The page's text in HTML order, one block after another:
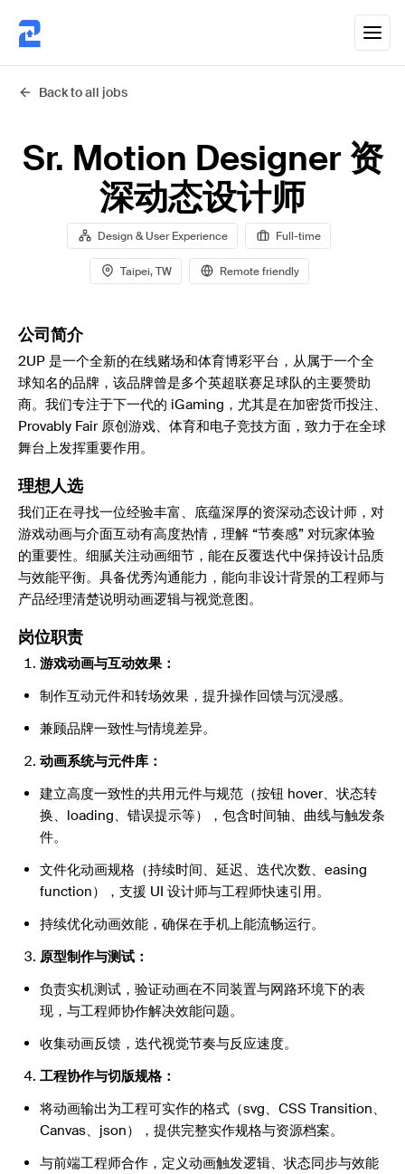
Back to all jobs
Sr. Motion Designer 资
深动态设计师
Design & User Experience Full-time
Taipei, TW Remote friendly
公司简介
2UP 是一个全新的在线赌场和体育博彩平台，从属于一个全
球知名的品牌，该品牌曾是多个英超联赛足球队的主要赞助
商。我们专注于下一代的 iGaming，尤其是在加密货币投注、
Provably Fair 原创游戏、体育和电子竞技方面，致力于在全球
舞台上发挥重要作用。
理想人选
我们正在寻找一位经验丰富、底蕴深厚的资深动态设计师，对
游戏动画与介面互动有高度热情，理解 “节奏感” 对玩家体验
的重要性。细腻关注动画细节，能在反覆迭代中保持设计品质
与效能平衡。具备优秀沟通能力，能向非设计背景的工程师与
产品经理清楚说明动画逻辑与视觉意图。
岗位职责
游戏动画与互动效果：
制作互动元件和转场效果，提升操作回馈与沉浸感。
兼顾品牌一致性与情境差异。
动画系统与元件库：
建立高度一致性的共用元件与规范（按钮 hover、状态转
换、loading、错误提示等），包含时间轴、曲线与触发条
件。
文件化动画规格（持续时间、延迟、迭代次数、easing
function），支援 UI 设计师与工程师快速引用。
持续优化动画效能，确保在手机上能流畅运行。
原型制作与测试：
负责实机测试，验证动画在不同装置与网路环境下的表
现，与工程师协作解决效能问题。
收集动画反馈，迭代视觉节奏与反应速度。
工程协作与切版规格：
将动画输出为工程可实作的格式（svg、CSS Transition、
Canvas、json），提供完整实作规格与资源档案。
与前端工程师合作，定义动画触发逻辑、状态同步与效能